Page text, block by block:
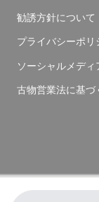
勧誘方針について
プライバシーポリ
ソーシャルメディ
古物営業法に基づ